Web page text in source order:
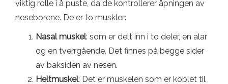
viktig rolle i å puste, da de kontrollerer åpningen av
neseborene. De er to muskler:
Nasal muskel: som er delt inn i to deler, en alar
og en tverrgående. Det finnes på begge sider
av baksiden av nesen.
Heltmuskel: Det er muskelen som er koblet til